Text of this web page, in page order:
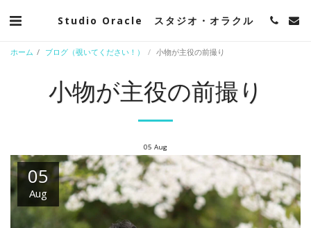
Studio Oracle スタジオ・オラクル
ホーム ブログ（覗いてください！） 小物が主役の前撮り
小物が主役の前撮り
05 Aug
05
Aug